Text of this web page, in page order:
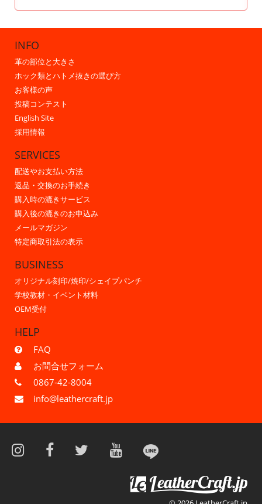
INFO
革の部位と大きさ
ホック類とハトメ抜きの選び方
お客様の声
投稿コンテスト
English Site
採用情報
SERVICES
配送やお支払い方法
返品・交換のお手続き
購入時の漉きサービス
購入後の漉きのお申込み
メールマガジン
特定商取引法の表示
BUSINESS
オリジナル刻印/焼印/シェイプパンチ
学校教材・イベント材料
OEM受付
HELP
FAQ
お問合せフォーム
0867-42-8004
info@leathercraft.jp